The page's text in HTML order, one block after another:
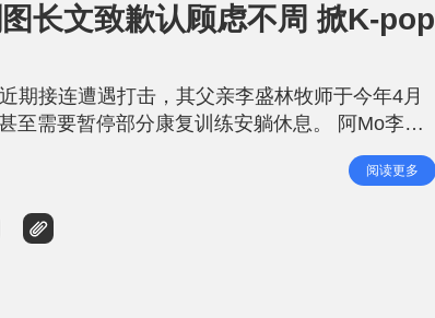
长文致歉认顾虑不周 掀K-pop
期接连遭遇打击，其父亲李盛林牧师于今年4月
至需要暂停部分康复训练安躺休息。 阿Mo李启
李启言，近日竟意外卷入韩国女团NewJeans与
攻击，事件在Threads及各
阅读更多